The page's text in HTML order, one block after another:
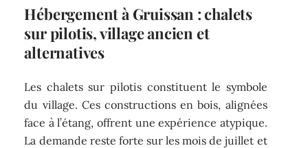
Hébergement à Gruissan : chalets
sur pilotis, village ancien et
alternatives
Les chalets sur pilotis constituent le symbole
du village. Ces constructions en bois, alignées
face à l’étang, offrent une expérience atypique.
La demande reste forte sur les mois de juillet et